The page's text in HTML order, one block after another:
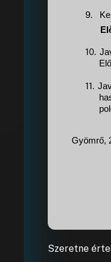
9.
10.
11.
Gyömrő,
Szeretne